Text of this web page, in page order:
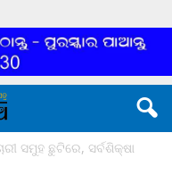
ସମୁହ ଛୁଟିରେ, ସର୍ବଶିକ୍ଷା